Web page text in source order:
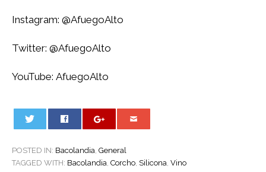
Instagram: @AfuegoAlto
Twitter: @AfuegoAlto
YouTube: AfuegoAlto
POSTED IN: Bacolandia General
TAGGED WITH: Bacolandia Corcho Silicona Vino